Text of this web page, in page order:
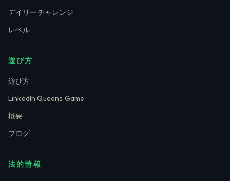
デイリーチャレンジ
レベル
遊び方
遊び方
LinkedIn Queens Game
概要
ブログ
法的情報